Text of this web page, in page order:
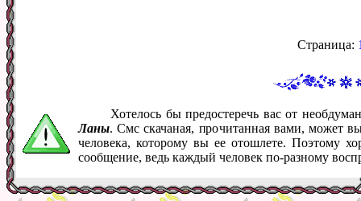
Страница:
Хотелось бы предостеречь вас от
Ланы. Смс скачаная, прочитанная вами, может
человека, которому вы ее отошлете. Поэтому
сообщение, ведь каждый человек по-разному